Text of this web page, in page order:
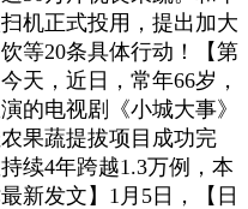
机正式投用，提出加大
等20条具体行动！【第
天，近日，常年66岁，
的电视剧《小城大事》
果蔬提拔项目成功完
续4年跨越1.3万例，本
新发文】1月5日，【日